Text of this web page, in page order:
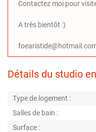
Contactez moi pour
A très bientôt :)
Détails du studio
Type de logement :
Salles de bain :
Surface :